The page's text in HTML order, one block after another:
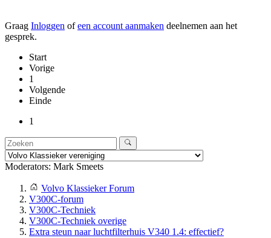
Graag Inloggen ofeen account aanmaken deelnemen aan het
gesprek.
Start
Vorige
1
Volgende
Einde
1
Moderators: Mark Smeets
Volvo Klassieker Forum
V300C-forum
V300C-Techniek
V300C-Techniek overige
Extra steun naar luchtfilterhuis V340 1.4: effectief?